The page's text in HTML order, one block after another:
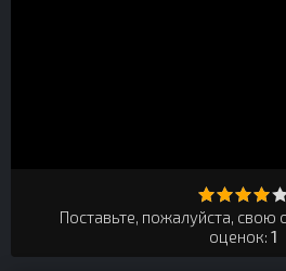
Поставьте, пожалуйста, свою
оценок: 1